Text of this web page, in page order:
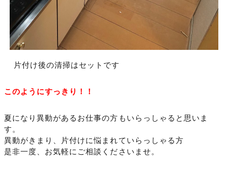
片付け後の清掃はセットです
このようにすっきり！！
夏になり異動があるお仕事の方もいらっしゃると思いま
す。
異動がきまり、片付けに悩まれていらっしゃる方
是非一度、お気軽にご相談くださいませ。